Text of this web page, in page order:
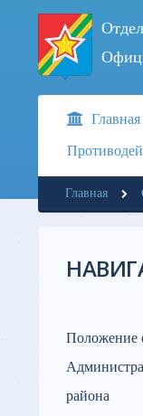
Главная
Главная
Положение
района